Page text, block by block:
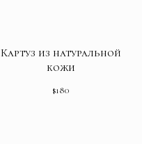
Картуз из натуральной
кожи
$180